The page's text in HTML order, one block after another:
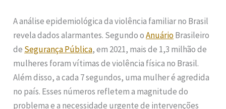
A análise epidemiológica da violência familiar no Brasil
revela dados alarmantes. Segundo oAnuárioBrasileiro
de Segurança Pública, em 2021, mais de 1,3 milhão de
mulheres foram vítimas de violência física no Brasil.
Além disso, a cada 7 segundos, uma mulher é agredida
no país. Esses números refletem a magnitude do
problema e a necessidade urgente de intervenções